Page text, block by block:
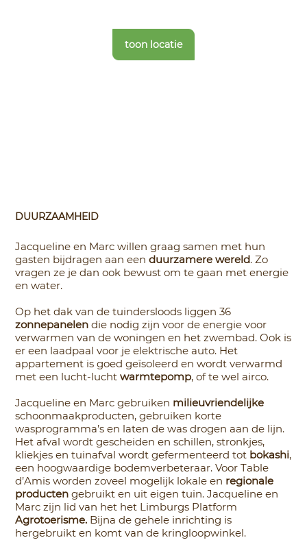
toon locatie
Jacqueline en Marc willen graag samen met hun
gasten bijdragen aan eenduurzamere wereld. Zo
vragen ze je dan ook bewust om te gaan met energie
en water.
Op het dak van de tuindersloods liggen 36
zonnepanelendie nodig zijn voor de energie voor
verwarmen van de woningen en het zwembad. Ook is
er een laadpaal voor je elektrische auto. Het
appartement is goed geïsoleerd en wordt verwarmd
met een lucht-luchtwarmtepomp, of te wel airco.
Jacqueline en Marc gebruiken milieuvriendelijke
schoonmaakproducten, gebruiken korte
wasprogramma’s en laten de was drogen aan de lijn.
Het afval wordt gescheiden en schillen, stronkjes,
kliekjes en tuinafval wordt gefermenteerd tot bokashi,
een hoogwaardige bodemverbeteraar. Voor Table
d’Amis worden zoveel mogelijk lokale en regionale
productengebruikt en uit eigen tuin. Jacqueline en
Marc zijn lid van het het Limburgs Platform
Agrotoerisme. Bijna de gehele inrichting is
hergebruikt en komt van de kringloopwinkel.
DUURZAAMHEID